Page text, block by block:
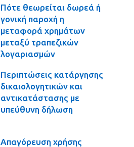
Πότε θεωρείται δωρεά ή
γονική παροχή η
μεταφορά χρημάτων
μεταξύ τραπεζικών
λογαριασμών
Περιπτώσεις κατάργησης
δικαιολογητικών και
αντικατάστασης με
υπεύθυνη δήλωση
Απαγόρευση χρήσης